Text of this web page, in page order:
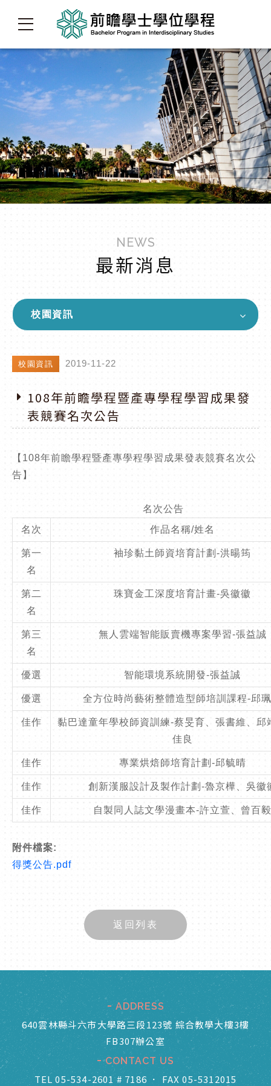
NEWS
最新消息
校園資訊
校園資訊 2019-11-22
108年前瞻學程暨產專學程學習成果發
表競賽名次公告
【108年前瞻學程暨產專學程學習成果發表競賽名次公
告】
名次公告
名次
作品名稱/姓名
第一
名
袖珍黏土師資培育計劃-洪暘筠
第二
名
珠寶金工深度培育計畫-吳徽徽
第三
名
無人雲端智能販賣機專案學習-張益誠
優選 智能環境系統開發-張益誠
優選 全方位時尚藝術整體造型師培訓課程-邱
佳作
黏巴達童年學校師資訓練-蔡旻育、張書維、邱
佳良
佳作 專業烘焙師培育計劃-邱毓晴
佳作 創新漢服設計及製作計劃-魯京樺、吳徽
佳作 自製同人誌文學漫畫本-許立萱、曾百毅
附件檔案:
得獎公告.pdf
返回列表
ADDRESS
640雲林縣斗六市大學路三段123號 綜合教學大樓3樓
FB307辦公室
CONTACT US
TEL 05-534-2601 # 7186 ． FAX 05-5312015